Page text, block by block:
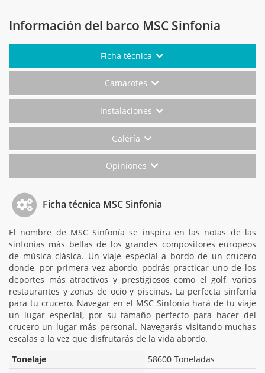
Información del barco MSC Sinfonia
Ficha técnica
Camarotes
Instalaciones
Galería
Opiniones
Ficha técnica MSC Sinfonia
El nombre de MSC Sinfonía se inspira en las notas de las
sinfonías más bellas de los grandes compositores europeos
de música clásica. Un viaje especial a bordo de un crucero
donde, por primera vez abordo, podrás practicar uno de los
deportes más atractivos y prestigiosos como el golf, varios
restaurantes y zonas de ocio y piscinas. La perfecta sinfonía
para tu crucero. Navegar en el MSC Sinfonia hará de tu viaje
un lugar especial, por su tamaño perfecto para hacer del
crucero un lugar más personal. Navegarás visitando muchas
escalas a la vez que disfrutarás de la vida abordo.
Tonelaje
58600 Toneladas